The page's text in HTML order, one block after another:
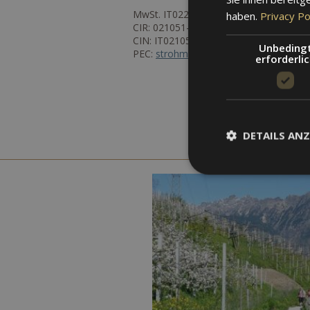
MwSt. IT02271770212
CIR: 021051-00000729
CIN: IT021051A1U3B67ERY
PEC:
haben. Privacy
DETAILS